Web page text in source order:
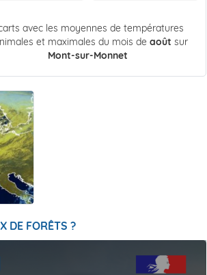
avec les moyennes de températures
et maximales du mois de août sur
Mont-sur-Monnet
DE FORÊTS ?